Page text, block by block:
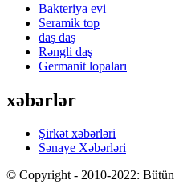
Bakteriya evi
Seramik top
daş daş
Rəngli daş
Germanit lopaları
xəbərlər
Şirkət xəbərləri
Sənaye Xəbərləri
© Copyright - 2010-2022: